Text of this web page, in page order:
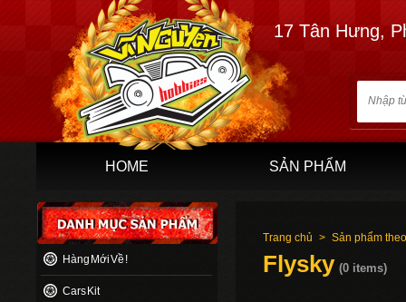
17 Tân Hưng,
HOME SẢN PHẨM
Hàng Mới Về !
Cars Kit
Trang chủ > Sản phẩm
Flysky (0 items)